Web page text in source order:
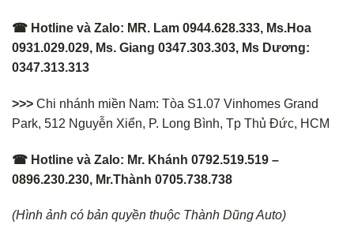
☎ Hotline và Zalo: MR. Lam 0944.628.333, Ms.Hoa
0931.029.029, Ms. Giang 0347.303.303, Ms Dương:
0347.313.313
>>> Chi nhánh miền Nam: Tòa S1.07 Vinhomes Grand
Park, 512 Nguyễn Xiển, P. Long Bình, Tp Thủ Đức, HCM
☎ Hotline và Zalo: Mr. Khánh 0792.519.519 –
0896.230.230, Mr.Thành 0705.738.738
(Hình ảnh có bản quyền thuộc Thành Dũng Auto)